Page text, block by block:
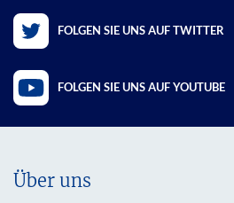
FOLGEN SIE UNS AUF TWITTER
FOLGEN SIE UNS AUF YOUTUBE
Über uns